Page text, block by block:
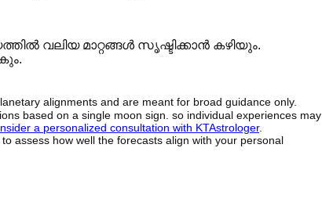
വലിയ മാറ്റങ്ങൾ സൃഷ്ടിക്കാൻ കഴിയും.
alignments and are meant for broad guidance only.
based on a single moon sign. so individual experiences may
a personalized consultation with KTAstrologer.
to assess how well the forecasts align with your personal